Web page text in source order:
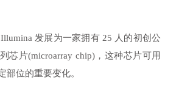
发展为一家拥有 25 人的初创公
芯片(microarray chip)，这种芯片可用
部位的重要变化。